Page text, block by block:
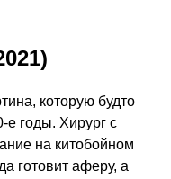
которую будто
е годы. Хирург с
на китобойном
готовит аферу, а